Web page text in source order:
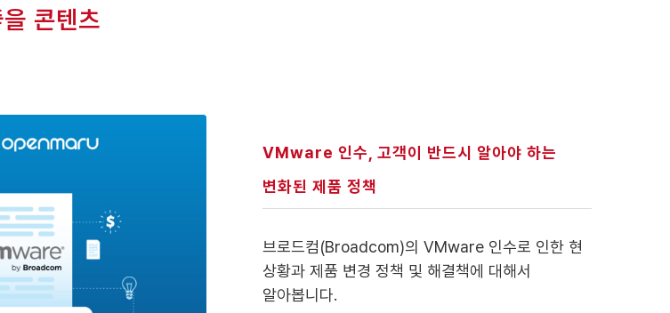
콘텐츠
VMware 인수, 고객이 반드시 알아야 하는
변화된 제품 정책
브로드컴(Broadcom)의 VMware 인수로 인한 현
상황과 제품 변경 정책 및 해결책에 대해서
알아봅니다.